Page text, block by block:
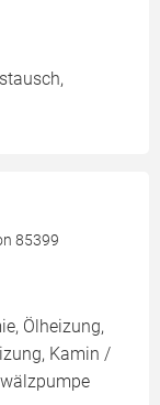
85399
Ölheizung,
Kamin /